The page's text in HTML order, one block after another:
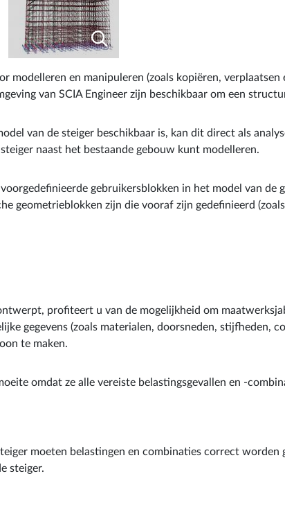
modelleren en manipuleren (zoals kopiëren,
van SCIA Engineer zijn beschikbaar om een
van de steiger beschikbaar is, kan dit direct als
naast het bestaande gebouw kunt modelleren.
gebruikersblokken in het model van de
geometrieblokken zijn die vooraf zijn gedefinieerd
profiteert u van de mogelijkheid om
gegevens (zoals materialen, doorsneden, stijfheden,
te maken.
omdat ze alle vereiste belastingsgevallen en -
moeten belastingen en combinaties correct
steiger.